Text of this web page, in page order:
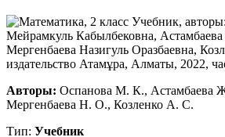
Авторы: Оспанова М. К., Астамбаева
Мергенбаева Н. О., Козленко А. С.
Тип: Учебник